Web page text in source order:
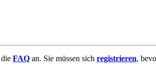
FAQ an. Sie müssen sich registrieren,